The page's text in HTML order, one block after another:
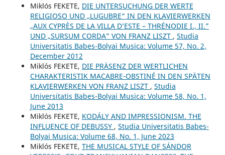
Miklós FEKETE, DIE UNTERSUCHUNG DER WERTE
RELIGIOSO UND „LUGUBRE“ IN DEN KLAVIERWERKEN
„AUX CYPRÈS DE LA VILLA D’ESTE – THRÉNODIE I., II.”
UND „SURSUM CORDA” VON FRANZ LISZT , Studia
Universitatis Babes-Bolyai Musica: Volume 57, No. 2,
December 2012
Miklós FEKETE, DIE PRÄSENZ DER WERTLICHEN
CHARAKTERISTIK MACABRE-OBSTINÉ IN DEN SPÄTEN
KLAVIERWERKEN VON FRANZ LISZT , Studia
Universitatis Babes-Bolyai Musica: Volume 58, No. 1,
June 2013
Miklós FEKETE, KODÁLY AND IMPRESSIONISM. THE
INFLUENCE OF DEBUSSY , Studia Universitatis Babes-
Bolyai Musica: Volume 68, No. 1, June 2023
Miklós FEKETE, THE MUSICAL STYLE OF SÁNDOR